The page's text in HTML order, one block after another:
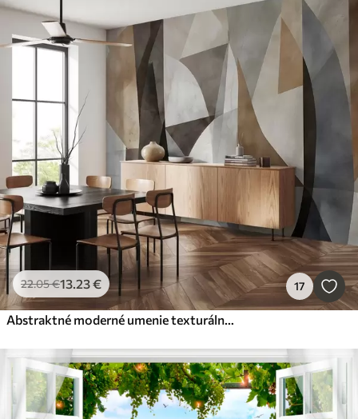
22.05€13.23€ 17
Abstraktné moderné umenie texturálne geometrické tvary v odtieňoch hnedej, sivej a béžovej